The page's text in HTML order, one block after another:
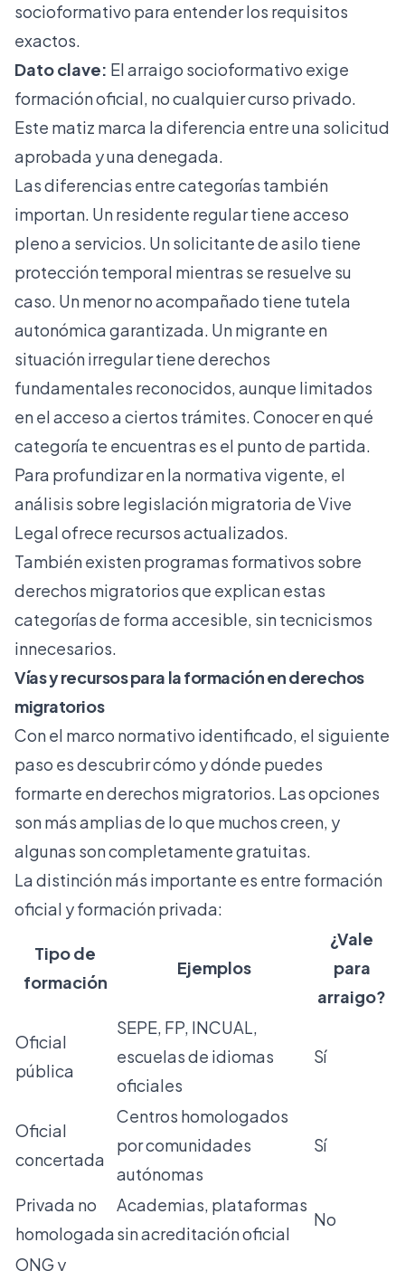
socioformativo para entender los requisitos
exactos.
Dato clave: El arraigo socioformativo exige
formación oficial, no cualquier curso privado.
Este matiz marca la diferencia entre una solicitud
aprobada y una denegada.
Las diferencias entre categorías también
importan. Un residente regular tiene acceso
pleno a servicios. Un solicitante de asilo tiene
protección temporal mientras se resuelve su
caso. Un menor no acompañado tiene tutela
autonómica garantizada. Un migrante en
situación irregular tiene derechos
fundamentales reconocidos, aunque limitados
en el acceso a ciertos trámites. Conocer en qué
categoría te encuentras es el punto de partida.
Para profundizar en la normativa vigente, el
análisis sobre legislación migratoriade Vive
Legal ofrece recursos actualizados.
También existen programas formativos sobre
derechos migratorios que explican estas
categorías de forma accesible, sin tecnicismos
innecesarios.
Vías y recursos para la formación en derechos
migratorios
Con el marco normativo identificado, el siguiente
paso es descubrir cómo y dónde puedes
formarte en derechos migratorios. Las opciones
son más amplias de lo que muchos creen, y
algunas son completamente gratuitas.
La distinción más importante es entre formación
oficial y formación privada:
Tipo de
formación
Ejemplos
¿Vale
para
arraigo?
Oficial
pública
SEPE, FP, INCUAL,
escuelas de idiomas
oficiales
Sí
Oficial
concertada
Centros homologados
por comunidades
autónomas
Sí
Privada no
homologada
Academias, plataformas
sin acreditación oficial
No
ONG y